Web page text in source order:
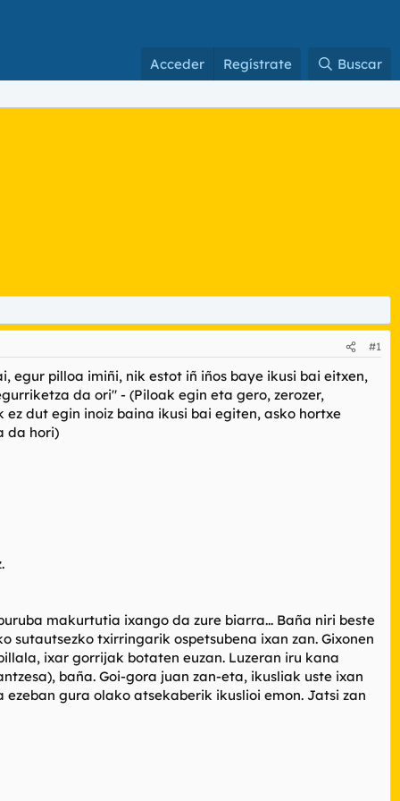
Acceder Regístrate Buscar
#1
egur pilloa imiñi, nik estot iñ iños baye ikusi bai eitxen,
da ori" - (Piloak egin eta gero, zerozer,
dut egin inoiz baina ikusi bai egiten, asko hortxe
da hori)
makurtutia ixango da zure biarra... Baña niri beste
sutautsezko txirringarik ospetsubena ixan zan. Gixonen
ixar gorrijak botaten euzan. Luzeran iru kana
baña. Goi-gora juan zan-eta, ikusliak uste ixan
gura olako atsekaberik ikuslioi emon. Jatsi zan